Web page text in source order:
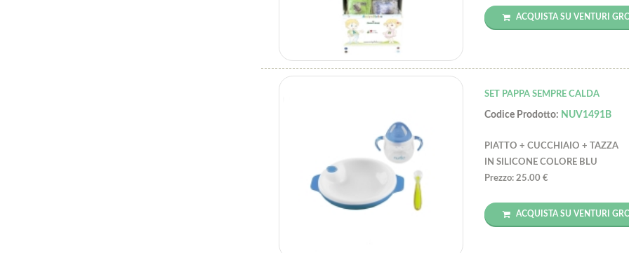
ACQUISTA SU VENTURI
SET PAPPA SEMPRE CALDA
Codice Prodotto: NUV1491B
PIATTO + CUCCHIAIO + TAZZA
IN SILICONE COLORE BLU
Prezzo: 25.00 €
ACQUISTA SU VENTURI